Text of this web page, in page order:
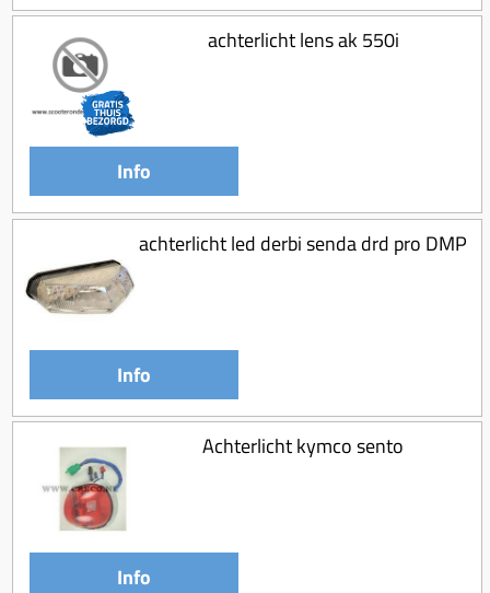
Ketting / tandwiel
Koeling (delen)
Overbrenging
achterlicht lens ak 550i
Info
achterlicht led derbi senda drd pro DMP
Info
Achterlicht kymco sento
Info